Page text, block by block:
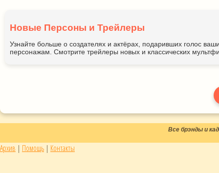
Новые Персоны и Трейлеры
Узнайте больше о создателях и актёрах, подаривших голос
персонажам. Смотрите трейлеры новых и классических
Все брэнды и
Архив | Помощь | Контакты